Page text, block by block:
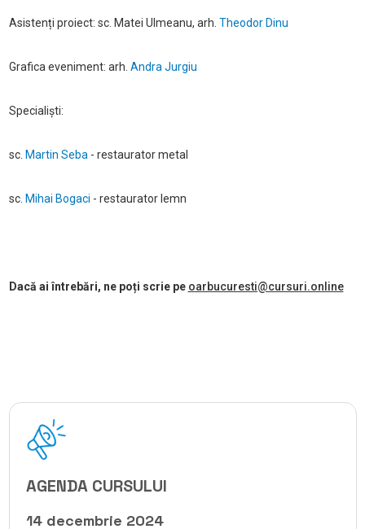
Asistenți proiect: sc. Matei Ulmeanu, arh. Theodor Dinu
Grafica eveniment: arh. Andra Jurgiu
Specialiști:
sc. Martin Seba - restaurator metal
sc. Mihai Bogaci - restaurator lemn
Dacă ai întrebări, ne poți scrie pe oarbucuresti@cursuri.online
AGENDA CURSULUI
14 decembrie 2024